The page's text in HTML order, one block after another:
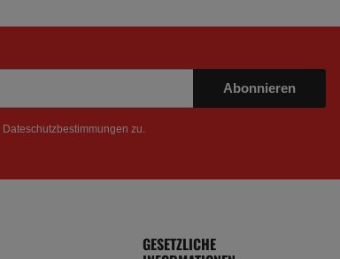
Abonnieren
Dateschutzbestimmungen zu.
GESETZLICHE